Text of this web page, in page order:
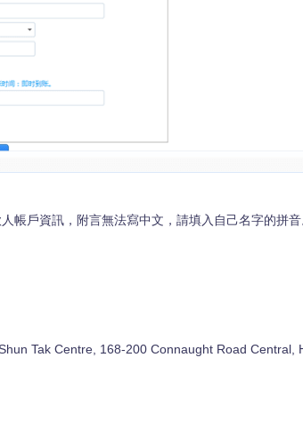
帳戶資訊，附言無法寫中文，請填入自己名字的拼音
Tak Centre, 168-200 Connaught Road Central,